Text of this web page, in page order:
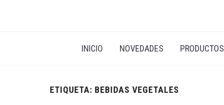
INICIO NOVEDADES PRODUCTOS
ETIQUETA: BEBIDAS VEGETALES